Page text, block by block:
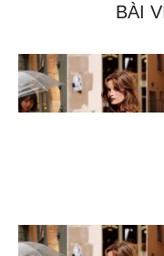
BÀI